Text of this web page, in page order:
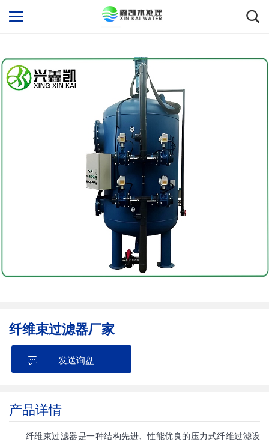
纤维束过滤器厂家
发送询盘
产品详情
纤维束过滤器是一种结构先进、性能优良的压力式纤维过滤设